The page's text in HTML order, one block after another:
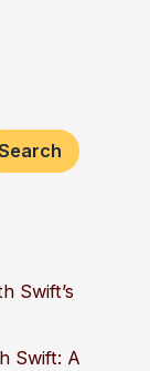
Swift’s
Swift: A